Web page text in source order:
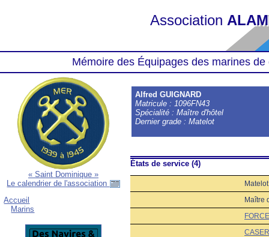
Association
Mémoire des Équipages des marines
« Saint Dominique »
Le calendrier de l'association
Accueil
Marins
Alfred GUIGNARD
Matricule : 1096FN43
Spécialité : Maître d'hôtel
Dernier grade : Matelot
États de service (4)
Matelot
Maître